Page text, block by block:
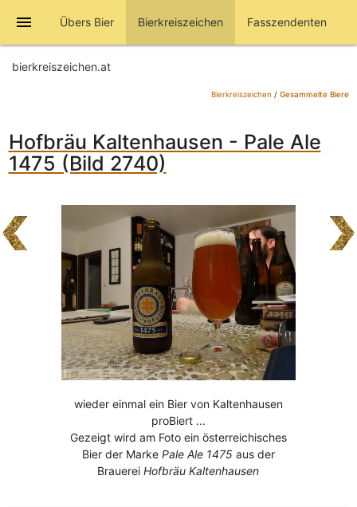
menu Übers Bier Bierkreiszeichen Fasszendenten
bierkreiszeichen.at
Bierkreiszeichen / Gesammelte Biere
Hofbräu Kaltenhausen - Pale Ale
1475 (Bild 2740)
wieder einmal ein Bier von Kaltenhausen
proBiert ...
Gezeigt wird am Foto ein österreichisches
Bier der Marke Pale Ale 1475 aus der
BrauereiHofbräu Kaltenhausen